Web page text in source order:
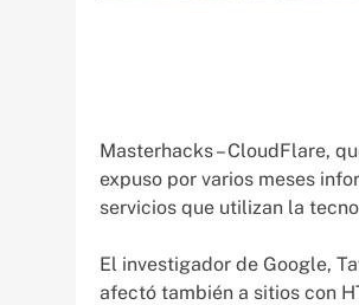
Masterhacks – CloudFlare,
expuso por varios meses
servicios que utilizan la
El investigador de Google,
afectó también a sitios con